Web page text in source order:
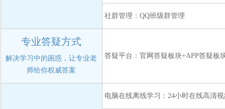
社群管理：QQ班级群管理
专业答疑方式
解决学习中的困惑，让专业老
师给你权威答案
答疑平台：官网答疑板块+APP答疑板
电脑在线离线学习：24小时在线高清